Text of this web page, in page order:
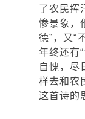
了农民挥
惨景象，
德”，又“
年终还有
自愧，尽
样去和农
这首诗的